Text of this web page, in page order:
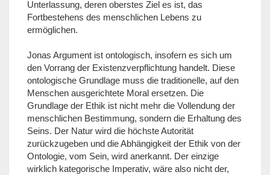
Unterlassung, deren oberstes Ziel es ist, das
Fortbestehens des menschlichen Lebens zu
ermöglichen.
Jonas Argument ist ontologisch, insofern es sich um
den Vorrang der Existenzverpflichtung handelt. Diese
ontologische Grundlage muss die traditionelle, auf den
Menschen ausgerichtete Moral ersetzen. Die
Grundlage der Ethik ist nicht mehr die Vollendung der
menschlichen Bestimmung, sondern die Erhaltung des
Seins. Der Natur wird die höchste Autorität
zurückzugeben und die Abhängigkeit der Ethik von der
Ontologie, vom Sein, wird anerkannt. Der einzige
wirklich kategorische Imperativ, wäre also nicht der,